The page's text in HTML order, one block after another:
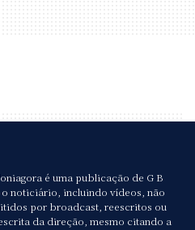
é uma publicação de G B
o noticiário, incluindo vídeos, não
por broadcast, reescritos ou
da direção, mesmo citando a